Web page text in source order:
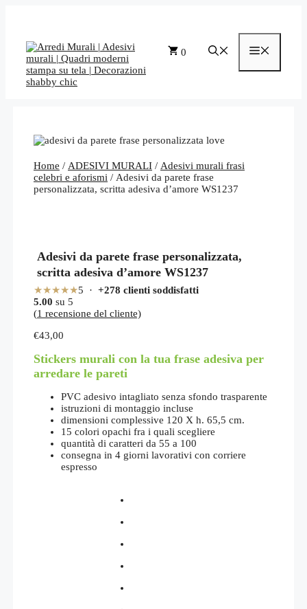
0
Home / ADESIVI MURALI / Adesivi murali frasi
celebri e aforismi / Adesivi da parete frase
personalizzata, scritta adesiva d’amore WS1237
Adesivi da parete frase personalizzata,
scritta adesiva d’amore WS1237
★★★★★5 · +278 clienti soddisfatti
5.00 su 5
(1 recensione del cliente)
€43,00
Stickers murali con la tua frase adesiva per
arredare le pareti
PVC adesivo intagliato senza sfondo trasparente
istruzioni di montaggio incluse
dimensioni complessive 120 X h. 65,5 cm.
15 colori opachi fra i quali scegliere
quantità di caratteri da 55 a 100
consegna in 4 giorni lavorativi con corriere
espresso